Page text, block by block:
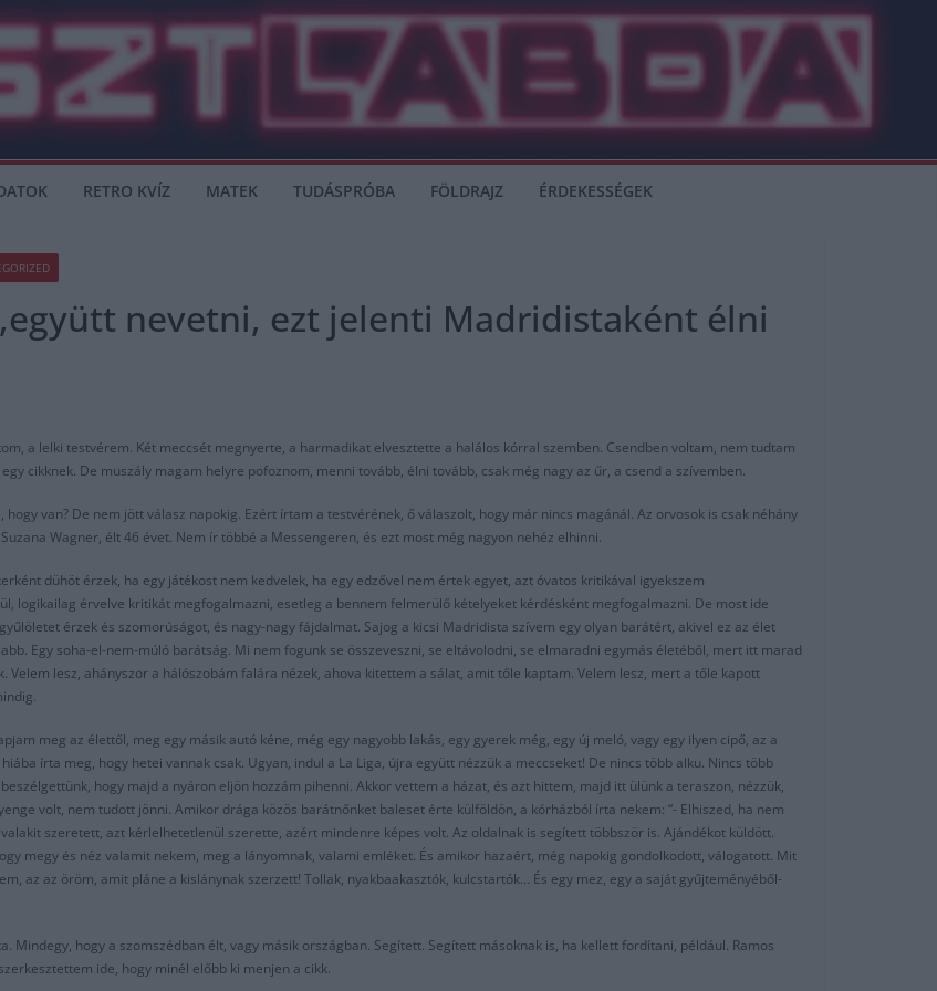
RETRO KVÍZ MATEK TUDÁSPRÓBA FÖLDRAJZ ÉRDEKESSÉGEK
nevetni, ezt jelenti Madridistaként élni
a lelki testvérem. Két meccsét megnyerte, a harmadikat elvesztette a halálos kórral szemben. Csendben voltam, nem tudtam
cikknek. De muszály magam helyre pofoznom, menni tovább, élni tovább, csak még nagy az űr, a csend a szívemben.
van? De nem jött válasz napokig. Ezért írtam a testvérének, ő válaszolt, hogy már nincs magánál. Az orvosok is csak néhány
Wagner, élt 46 évet. Nem ír többé a Messengeren, és ezt most még nagyon nehéz elhinni.
dühöt érzek, ha egy játékost nem kedvelek, ha egy edzővel nem értek egyet, azt óvatos kritikával igyekszem
logikailag érvelve kritikát megfogalmazni, esetleg a bennem felmerülő kételyeket kérdésként megfogalmazni. De most ide
érzek és szomorúságot, és nagy-nagy fájdalmat. Sajog a kicsi Madridista szívem egy olyan barátért, akivel ez az élet
Egy soha-el-nem-múló barátság. Mi nem fogunk se összeveszni, se eltávolodni, se elmaradni egymás életéből, mert itt marad
Velem lesz, ahányszor a hálószobám falára nézek, ahova kitettem a sálat, amit tőle kaptam. Velem lesz, mert a tőle kapott
meg az élettől, meg egy másik autó kéne, még egy nagyobb lakás, egy gyerek még, egy új meló, vagy egy ilyen cipő, az a
írta meg, hogy hetei vannak csak. Ugyan, indul a La Liga, újra együtt nézzük a meccseket! De nincs több alku. Nincs több
hogy majd a nyáron eljön hozzám pihenni. Akkor vettem a házat, és azt hittem, majd itt ülünk a teraszon, nézzük,
volt, nem tudott jönni. Amikor drága közös barátnőnket baleset érte külföldön, a kórházból írta nekem: “- Elhiszed, ha nem
szeretett, azt kérlelhetetlenül szerette, azért mindenre képes volt. Az oldalnak is segített többször is. Ajándékot küldött.
megy és néz valamit nekem, meg a lányomnak, valami emléket. És amikor hazaért, még napokig gondolkodott, válogatott. Mit
az az öröm, amit pláne a kislánynak szerzett! Tollak, nyakbaakasztók, kulcstartók… És egy mez, egy a saját gyűjteményéből-
Mindegy, hogy a szomszédban élt, vagy másik országban. Segített. Segített másoknak is, ha kellett fordítani, például. Ramos
ide, hogy minél előbb ki menjen a cikk.